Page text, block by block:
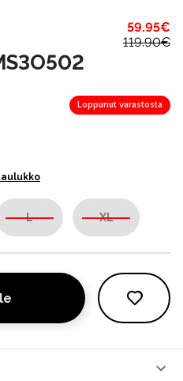
59.95€
119.90€
Loppunut varastosta
L XL